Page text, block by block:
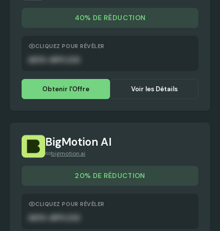
40% DE RÉDUCTION
CLIQUEZ POUR RÉVÉLER
Obtenir l'Offre Voir les Détails
BigMotion AI
bigmotion.ai
20% DE RÉDUCTION
CLIQUEZ POUR RÉVÉLER